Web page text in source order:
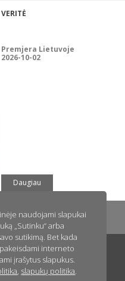
naudojami slapukai
„Sutinku“ arba
sutikimą. Bet kada
interneto
įrašytus slapukus.
, slapukų politika.
VERITĖ
Premjera Lietuvoje
2026-10-02
Daugiau
Greitai kinuose